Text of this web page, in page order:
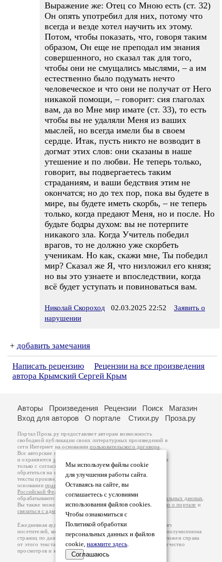
Выражение же: Отец со Мною есть (ст. 32)
Он опять употребил для них, потому что
всегда и везде хотел научить их этому.
Потом, чтобы показать, что, говоря таким
образом, Он еще не преподал им знания
совершенного, но сказал так для того,
чтобы они не смущались мыслями, – а им
естественно было подумать нечто
человеческое и что они не получат от Него
никакой помощи, – говорит: сия глаголах
вам, да во Мне мир имате (ст. 33), то есть
чтобы вы не удаляли Меня из ваших
мыслей, но всегда имели бы в своем
сердце. Итак, пусть никто не возводит в
догмат этих слов: они сказаны в наше
утешение и по любви. Не теперь только,
говорит, вы подвергаетесь таким
страданиям, и ваши бедствия этим не
окончатся; но до тех пор, пока вы будете в
мире, вы будете иметь скорбь, – не теперь
только, когда предают Меня, но и после. Но
будьте бодры духом: вы не потерпите
никакого зла. Когда Учитель победил
врагов, то не должно уже скорбеть
ученикам. Но как, скажи мне, Ты победил
мир? Сказал же Я, что низложил его князя;
но вы это узнаете и впоследствии, когда
всё будет уступать и повиноваться вам.
Николай Скороход 02.03.2025 22:52
Заявить о
нарушении
+ добавить замечания
Написать рецензию
Рецензии на все произведения
автора Крымский Сергей Крым
Мы используем файлы cookie
для улучшения работы сайта.
Оставаясь на сайте, вы
соглашаетесь с условиями
использования файлов cookies.
Чтобы ознакомиться с
Политикой обработки
персональных данных и файлов
cookie, нажмите здесь.
Соглашаюсь
Авторы Произведения Рецензии Поиск
Магазин
Вход для авторов
О портале Стихи.ру Проза.ру
Портал Проза.ру предоставляет авторам возможность
свободной публикации своих литературных произведений в
сети Интернет на основаниипользовательского договора
Все авторские права на произведения принадлежат авторам
и охраняются законом
. Перепечатка произведений возможна
только с согласия его автора, к которому вы можете
обратиться на его авторской странице. Ответственность за
тексты произведений авторы несут самостоятельно на
основанииправил публикацииизаконодательства
Российской Федерации
обрабатываются на основанииПолитики обработки персональных данных
Вы также можете посмотреть более подробнуюинформацию о портале и
связаться с администрацией
Ежедневная аудитория портала Проза.ру – порядка 100 тысяч
посетителей, которые в общей сумме просматривают более полумиллиона
страниц по данным счетчика посещаемости, который расположен справа
от этого текста. В каждой графе указано по две цифры: количество
просмотров и количество посетителей.